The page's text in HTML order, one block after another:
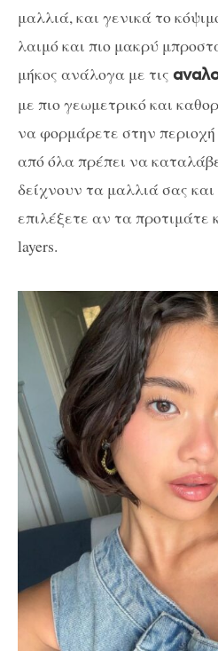
μαλλιά, και γενικά το
λαιμό και πιο μακρύ
μήκος ανάλογα με τις
με πιο γεωμετρικό και
να φορμάρετε στην
από όλα πρέπει να
δείχνουν τα μαλλιά σας
επιλέξετε αν τα προτιμάτε
layers.